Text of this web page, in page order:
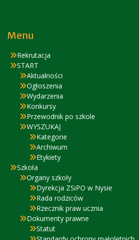
Menu
Rekrutacja
START
Aktualności
Ogłoszenia
Wydarzenia
Konkursy
Przewodnik po szkole
WYSZUKAJ
Kategorie
Archiwum
Etykiety
Szkoła
Organy szkoły
Dyrekcja ZSiPO w Nysie
Rada rodziców
Rzecznik praw ucznia
Dokumenty prawne
Statut